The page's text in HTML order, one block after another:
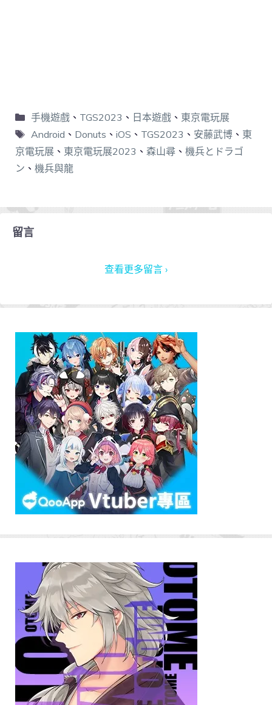
手機遊戲、 TGS2023 、 日本遊戲、 東京電玩展
Android 、 Donuts 、 iOS 、 TGS2023 、 安藤武博、 東
京電玩展 、 東京電玩展2023 、 森山尋 、 機兵とドラゴ
ン 、 機兵與龍
留言
查看更多留言 ›